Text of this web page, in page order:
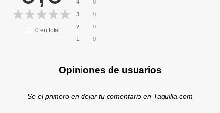
0en total
4 0
3 0
2 0
1 0
Opiniones de usuarios
Se el primero en dejar tu comentario en Taquilla.com